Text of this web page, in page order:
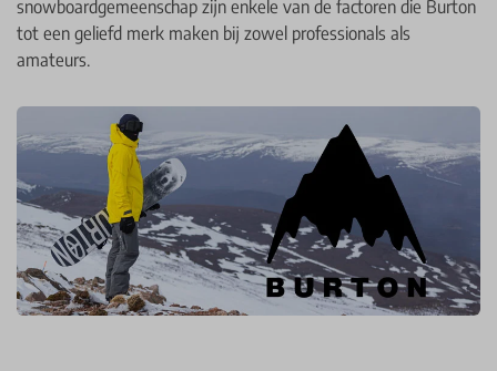
snowboardgemeenschap zijn enkele van de factoren die Burton
tot een geliefd merk maken bij zowel professionals als
amateurs.